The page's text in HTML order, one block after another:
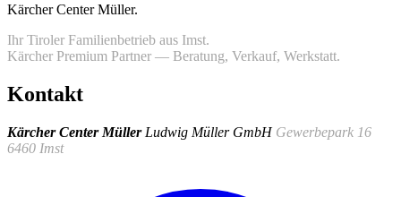
Kärcher Center Müller.
Ihr Tiroler Familienbetrieb aus Imst.
Kärcher Premium Partner — Beratung, Verkauf, Werkstatt.
Kontakt
Kärcher Center Müller Ludwig Müller GmbH Gewerbepark 16
6460 Imst